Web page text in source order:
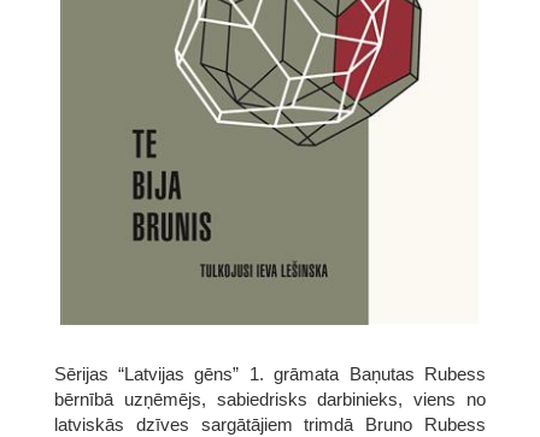
Sērijas “Latvijas gēns” 1. grāmata Baņutas Rubess
bērnībā uzņēmējs, sabiedrisks darbinieks, viens no
latviskās dzīves sargātājiem trimdā Bruno Rubess